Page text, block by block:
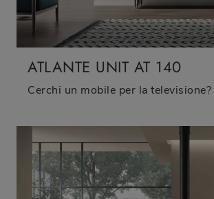
ATLANTE UNIT AT 140